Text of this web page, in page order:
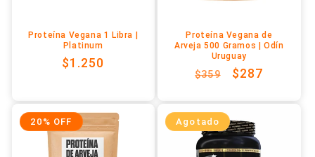
Proteína Vegana 1 Libra |
Platinum
Precio
$1.250
Proteína Vegana de
Arveja 500 Gramos | Odín
Uruguay
Precio
$359
Precio
$287
20% OFF Agotado